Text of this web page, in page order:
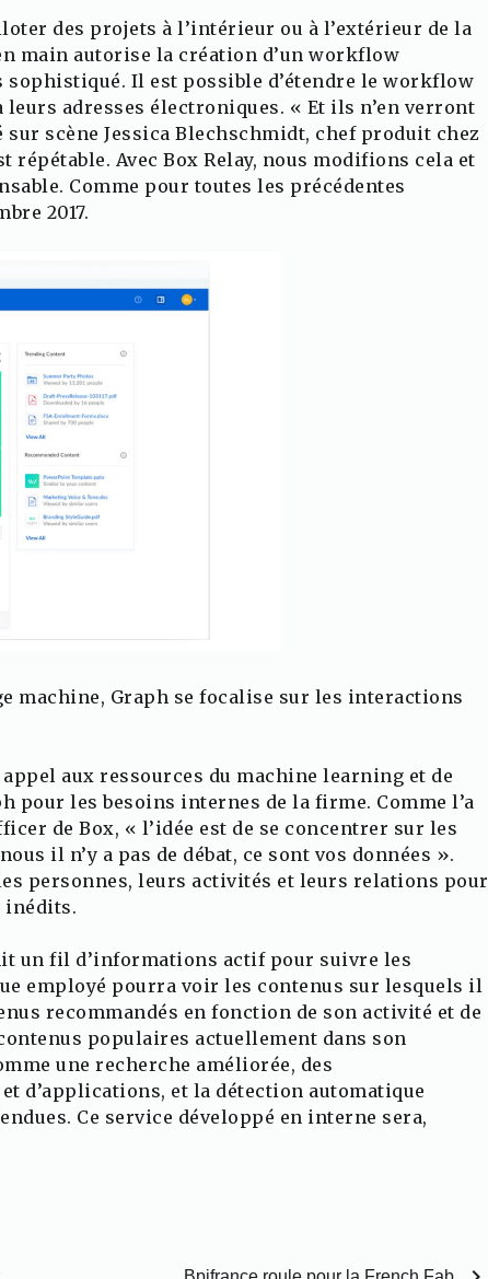
des projets à l’intérieur ou à l’extérieur de la
main autorise la création d’un workflow
sophistiqué. Il est possible d’étendre le workflow
adresses électroniques. « Et ils n’en verront
scène Jessica Blechschmidt, chef produit chez
Avec Box Relay, nous modifions cela et
Comme pour toutes les précédentes
2017.
machine, Graph se focalise sur les interactions
aux ressources du machine learning et de
les besoins internes de la firme. Comme l’a
de Box, « l’idée est de se concentrer sur les
il n’y a pas de débat, ce sont vos données ».
personnes, leurs activités et leurs relations pour
inédits.
un fil d’informations actif pour suivre les
employé pourra voir les contenus sur lesquels il
recommandés en fonction de son activité et de
populaires actuellement dans son
une recherche améliorée, des
d’applications, et la détection automatique
Ce service développé en interne sera,